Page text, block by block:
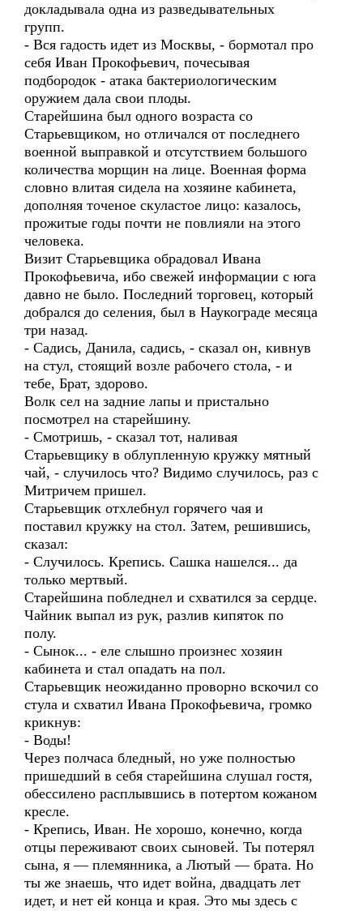
докладывала одна из разведывательных
групп.
- Вся гадость идет из Москвы, - бормотал про
себя Иван Прокофьевич, почесывая
подбородок - атака бактериологическим
оружием дала свои плоды.
Старейшина был одного возраста со
Старьевщиком, но отличался от последнего
военной выправкой и отсутствием большого
количества морщин на лице. Военная форма
словно влитая сидела на хозяине кабинета,
дополняя точеное скуластое лицо: казалось,
прожитые годы почти не повлияли на этого
человека.
Визит Старьевщика обрадовал Ивана
Прокофьевича, ибо свежей информации с юга
давно не было. Последний торговец, который
добрался до селения, был в Наукограде месяца
три назад.
- Садись, Данила, садись, - сказал он, кивнув
на стул, стоящий возле рабочего стола, - и
тебе, Брат, здорово.
Волк сел на задние лапы и пристально
посмотрел на старейшину.
- Смотришь, - сказал тот, наливая
Старьевщику в облупленную кружку мятный
чай, - случилось что? Видимо случилось, раз с
Митричем пришел.
Старьевщик отхлебнул горячего чая и
поставил кружку на стол. Затем, решившись,
сказал:
- Случилось. Крепись. Сашка нашелся... да
только мертвый.
Старейшина побледнел и схватился за сердце.
Чайник выпал из рук, разлив кипяток по
полу.
- Сынок... - еле слышно произнес хозяин
кабинета и стал опадать на пол.
Старьевщик неожиданно проворно вскочил со
стула и схватил Ивана Прокофьевича, громко
крикнув:
- Воды!
Через полчаса бледный, но уже полностью
пришедший в себя старейшина слушал гостя,
обессилено расплывшись в потертом кожаном
кресле.
- Крепись, Иван. Не хорошо, конечно, когда
отцы переживают своих сыновей. Ты потерял
сына, я — племянника, а Лютый — брата. Но
ты же знаешь, что идет война, двадцать лет
идет, и нет ей конца и края. Это мы здесь с